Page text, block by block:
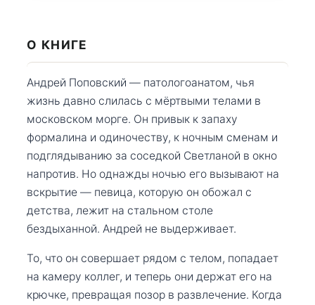
О КНИГЕ
Андрей Поповский — патологоанатом, чья
жизнь давно слилась с мёртвыми телами в
московском морге. Он привык к запаху
формалина и одиночеству, к ночным сменам и
подглядыванию за соседкой Светланой в окно
напротив. Но однажды ночью его вызывают на
вскрытие — певица, которую он обожал с
детства, лежит на стальном столе
бездыханной. Андрей не выдерживает.
То, что он совершает рядом с телом, попадает
на камеру коллег, и теперь они держат его на
крючке, превращая позор в развлечение. Когда